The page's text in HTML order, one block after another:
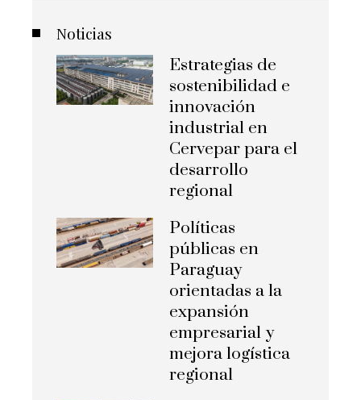
Noticias
Estrategias de
sostenibilidad e
innovación
industrial en
Cervepar para el
desarrollo
regional
Políticas
públicas en
Paraguay
orientadas a la
expansión
empresarial y
mejora logística
regional